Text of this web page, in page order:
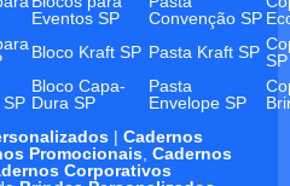
Eventos SP
Convenção SP
Bloco Kraft SP Pasta Kraft SP SP
Bloco Capa-
Dura SP
Pasta
Envelope SP
| Cadernos
Promocionais, Cadernos
Corporativos